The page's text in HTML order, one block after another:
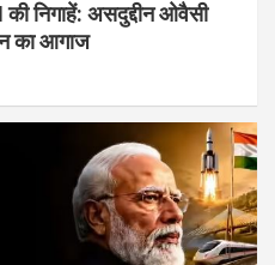
निगाहें: असदुद्दीन ओवैसी
का आगाज